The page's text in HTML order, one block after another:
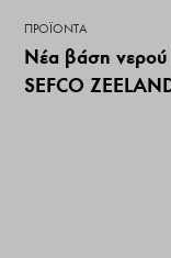
ΠΡΟΪΌΝΤΑ
Νέα βάση
SEFCO